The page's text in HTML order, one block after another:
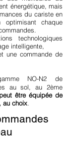
énergétique, mais
du cariste en
chaque
technologiques
intelligente,
une commande de
NO-N2 de
au sol, au 2ème
peut être équipée de
au choix.